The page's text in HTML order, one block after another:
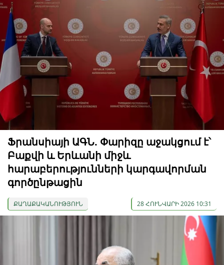
Ֆրանսիայի ԱԳՆ. Փարիզը աջակցում է՝
Բաքվի և Երևանի միջև
հարաբերությունների կարգավորման
գործընթացին
ՔԱՂԱՔԱԿԱՆՈՒԹՅՈՒՆ 28 ՀՈՒՆՎԱՐԻ 2026 10:31